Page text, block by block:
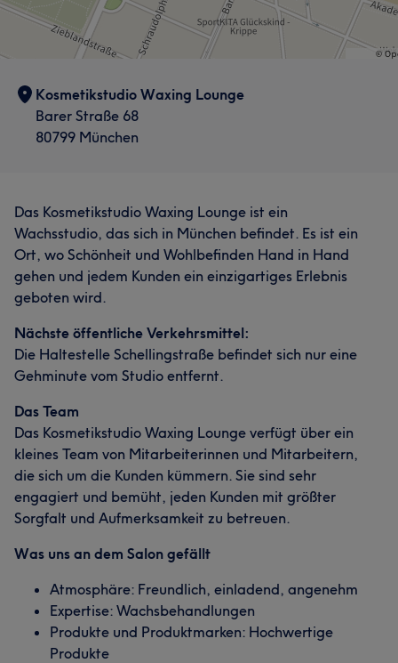
Kosmetikstudio Waxing Lounge
Barer Straße 68
80799 München
Das Kosmetikstudio Waxing Lounge ist ein
Wachsstudio, das sich in München befindet. Es ist ein
Ort, wo Schönheit und Wohlbefinden Hand in Hand
gehen und jedem Kunden ein einzigartiges Erlebnis
geboten wird.
Nächste öffentliche Verkehrsmittel:
Die Haltestelle Schellingstraße befindet sich nur eine
Gehminute vom Studio entfernt.
Das Team
Das Kosmetikstudio Waxing Lounge verfügt über ein
kleines Team von Mitarbeiterinnen und Mitarbeitern,
die sich um die Kunden kümmern. Sie sind sehr
engagiert und bemüht, jeden Kunden mit größter
Sorgfalt und Aufmerksamkeit zu betreuen.
Was uns an dem Salon gefällt
Atmosphäre: Freundlich, einladend, angenehm
Expertise: Wachsbehandlungen
Produkte und Produktmarken: Hochwertige
Produkte